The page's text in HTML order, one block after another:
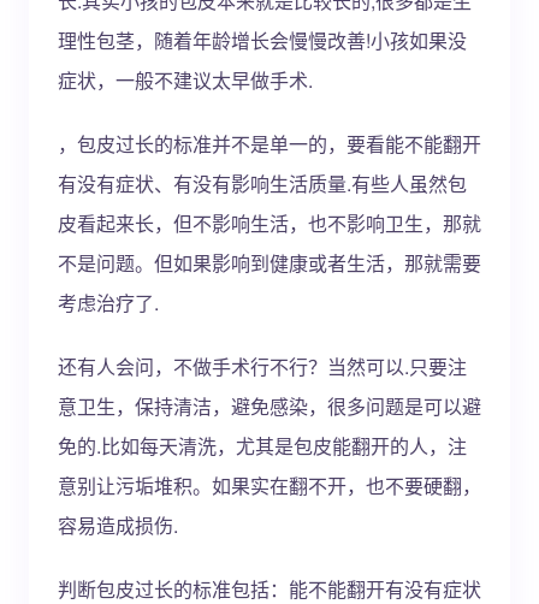
理性包茎，随着年龄增长会慢慢改善!小孩如果没
症状，一般不建议太早做手术.
，包皮过长的标准并不是单一的，要看能不能翻开
有没有症状、有没有影响生活质量.有些人虽然包
皮看起来长，但不影响生活，也不影响卫生，那就
不是问题。但如果影响到健康或者生活，那就需要
考虑治疗了.
还有人会问，不做手术行不行？当然可以.只要注
意卫生，保持清洁，避免感染，很多问题是可以避
免的.比如每天清洗，尤其是包皮能翻开的人，注
意别让污垢堆积。如果实在翻不开，也不要硬翻，
容易造成损伤.
判断包皮过长的标准包括：能不能翻开有没有症状